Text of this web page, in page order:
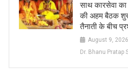
साथ कारसेवा
की अहम बैठक
तैनाती के बीच
August 9, 2026
Dr. Bhanu Pratap